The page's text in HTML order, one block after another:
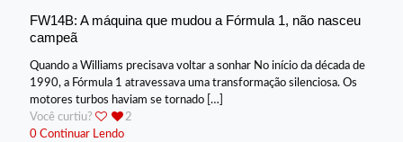
FW14B: A máquina que mudou a Fórmula 1, não nasceu
campeã
Quando a Williams precisava voltar a sonhar No início da década de
1990, a Fórmula 1 atravessava uma transformação silenciosa. Os
motores turbos haviam se tornado […]
Você curtiu?
2
0 Continuar Lendo